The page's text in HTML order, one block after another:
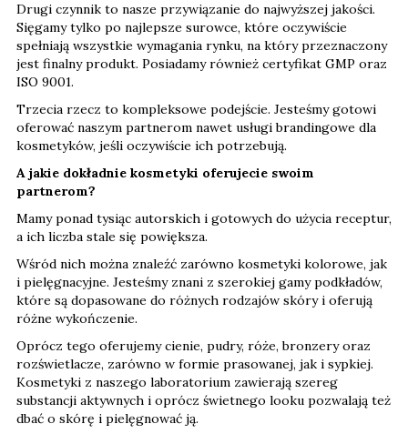
Drugi czynnik to nasze przywiązanie do najwyższej jakości.
Sięgamy tylko po najlepsze surowce, które oczywiście
spełniają wszystkie wymagania rynku, na który przeznaczony
jest finalny produkt. Posiadamy również certyfikat GMP oraz
ISO 9001.
Trzecia rzecz to kompleksowe podejście. Jesteśmy gotowi
oferować naszym partnerom nawet usługi brandingowe dla
kosmetyków, jeśli oczywiście ich potrzebują.
A jakie dokładnie kosmetyki oferujecie swoim
partnerom?
Mamy ponad tysiąc autorskich i gotowych do użycia receptur,
a ich liczba stale się powiększa.
Wśród nich można znaleźć zarówno kosmetyki kolorowe, jak
i pielęgnacyjne. Jesteśmy znani z szerokiej gamy podkładów,
które są dopasowane do różnych rodzajów skóry i oferują
różne wykończenie.
Oprócz tego oferujemy cienie, pudry, róże, bronzery oraz
rozświetlacze, zarówno w formie prasowanej, jak i sypkiej.
Kosmetyki z naszego laboratorium zawierają szereg
substancji aktywnych i oprócz świetnego looku pozwalają też
dbać o skórę i pielęgnować ją.